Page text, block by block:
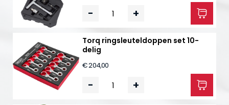
- +
Torq ringsleuteldoppen set 10-
delig
€ 204,00
- +